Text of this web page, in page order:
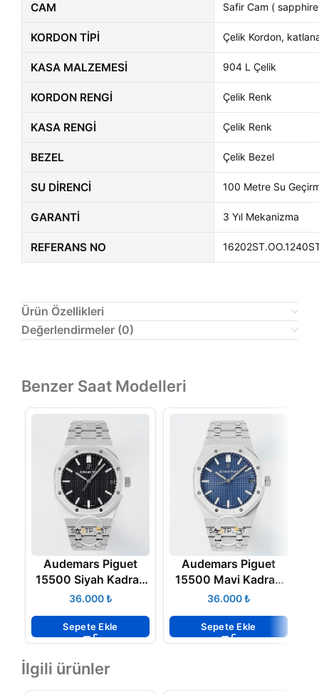
CAM Safir Cam (
KORDON TIPI Çelik Kordon,
KASA MALZEMESI 904 L Çelik
KORDON RENGI Çelik Renk
KASA RENGI Çelik Renk
BEZEL Çelik Bezel
SU DIRENCI 100 Metre Su
GARANTI 3 Yıl Mekanizma
REFERANS NO
Ürün Özellikleri
Değerlendirmeler (0)
Benzer Saat Modelleri
Audemars Piguet
15500 Siyah Kadran
Zf V3 Factory
₺
Sepete Ekle
Audemars Piguet
15500 Mavi Kadran
Zf V3 Factory
₺
Sepete Ekle
İlgili ürünler